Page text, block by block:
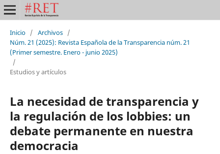
Inicio / Archivos /
Núm. 21 (2025): Revista Española de la Transparencia núm. 21
(Primer semestre. Enero - junio 2025)
/
Estudios y artículos
La necesidad de transparencia y
la regulación de los lobbies: un
debate permanente en nuestra
democracia